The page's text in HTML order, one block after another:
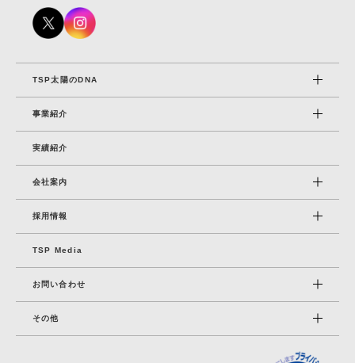
TSP太陽のDNA
事業紹介
実績紹介
会社案内
採⽤情報
TSP Media
お問い合わせ
その他